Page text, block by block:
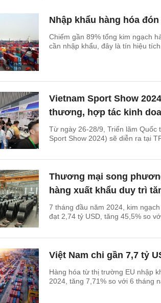
Nhập khẩu hàng hóa
Chiếm gần 89% tổng kim ngạch
cần nhập khẩu, đây là tín hiệu
Vietnam Sport Show
thương, hợp tác kinh
Từ ngày 26-28/9, Triển lãm Quốc
Sport Show 2024) sẽ diễn ra tại
Thương mại song
hàng xuất khẩu duy trì
7 tháng đầu năm 2024, kim
đạt 2,74 tỷ USD, tăng 45,5% so
Việt Nam chi gần 7,7 tỷ
Hàng hóa từ thị trường EU nhập
2024, tăng 7,71% so với 6 tháng